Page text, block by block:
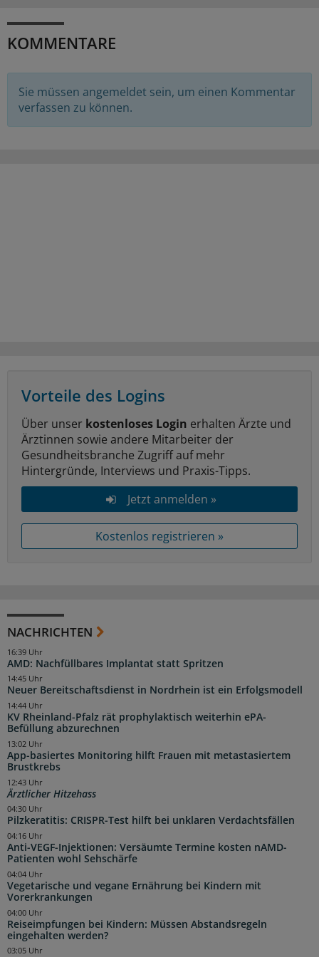
KOMMENTARE
Sie müssen angemeldet sein, um einen Kommentar
verfassen zu können.
Vorteile des Logins
Über unser kostenloses Login erhalten Ärzte und
Ärztinnen sowie andere Mitarbeiter der
Gesundheitsbranche Zugriff auf mehr
Hintergründe, Interviews und Praxis-Tipps.
Jetzt anmelden »
Kostenlos registrieren »
NACHRICHTEN
AMD: Nachfüllbares Implantat statt Spritzen
16:39 Uhr
Neuer Bereitschaftsdienst in Nordrhein ist ein Erfolgsmodell
14:45 Uhr
KV Rheinland-Pfalz rät prophylaktisch weiterhin ePA-
Befüllung abzurechnen
14:44 Uhr
App-basiertes Monitoring hilft Frauen mit metastasiertem
Brustkrebs
13:02 Uhr
Ärztlicher Hitzehass
12:43 Uhr
Pilzkeratitis: CRISPR-Test hilft bei unklaren Verdachtsfällen
04:30 Uhr
Anti-VEGF-Injektionen: Versäumte Termine kosten nAMD-
Patienten wohl Sehschärfe
04:16 Uhr
Vegetarische und vegane Ernährung bei Kindern mit
Vorerkrankungen
04:04 Uhr
Reiseimpfungen bei Kindern: Müssen Abstandsregeln
eingehalten werden?
04:00 Uhr
03:05 Uhr